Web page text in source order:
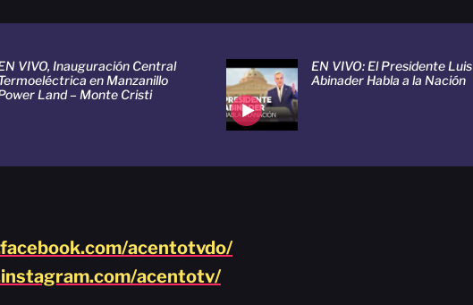
VIVO, Inauguración Central
en Manzanillo
Land – Monte Cristi
EN VIVO: El Presidente Luis
Abinader Habla a la Nación
acentotvdo/
acentotv/